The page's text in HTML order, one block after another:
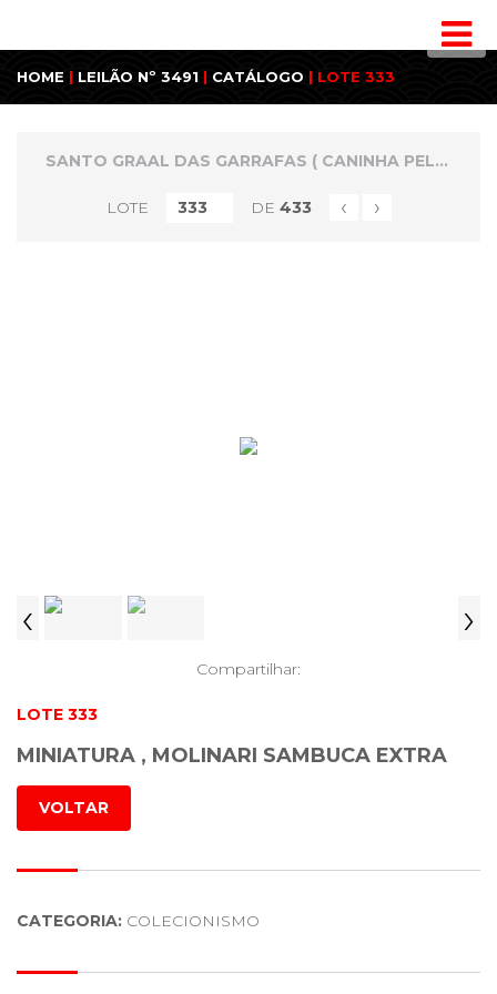
HOME | LEILÃO Nº 3491 | CATÁLOGO | LOTE 333
SANTO GRAAL DAS GARRAFAS ( CANINHA PELÉ ) E MINIATURAS ESPECIAIS
LOTE DE 433 ‹ ›
‹ ›
Compartilhar:
LOTE 333
MINIATURA , MOLINARI SAMBUCA EXTRA
VOLTAR
CATEGORIA: COLECIONISMO